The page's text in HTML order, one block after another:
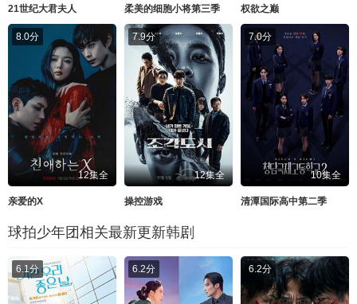
21世纪大君夫人 柔美的细胞小将第三季 权欲之巅
8.0分
12集全
亲爱的X
7.9分
12集全
操控游戏
7.0分
10集全
清潭国际高中第二季
球拍少年团相关最新更新韩剧
6.1分 6.2分 6.2分